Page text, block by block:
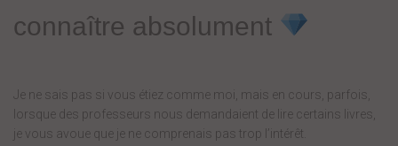
connaître absolument
Je ne sais pas si vous étiez comme moi, mais en cours, parfois,
lorsque des professeurs nous demandaient de lire certains livres,
je vous avoue que je ne comprenais pas trop l’intérêt.